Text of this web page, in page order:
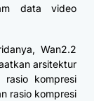
data video
Wan2.2
arsitektur
kompresi
rasio kompresi